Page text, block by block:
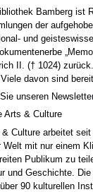
Bamberg ist
der
und
II. († 1024)
davon sind
unseren
Arts & Culture
Culture arbeitet
Welt mit nur einem
Publikum zu
und Geschichte.
90 kulturellen